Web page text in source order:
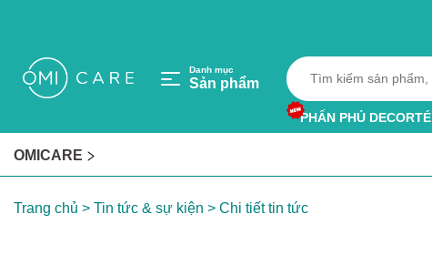
Danh mục
Sản phẩm
PHẤN PHỦ DECORTÉ
OMICARE
Trang chủ > Tin tức & sự kiện > Chi tiết tin tức